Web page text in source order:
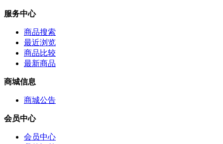
服务中心
商品搜索
最近浏览
商品比较
最新商品
商城信息
商城公告
会员中心
会员中心